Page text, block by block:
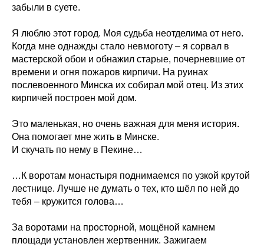
забыли в суете.
Я люблю этот город. Моя судьба неотделима от него.
Когда мне однажды стало невмоготу – я сорвал в
мастерской обои и обнажил старые, почерневшие от
времени и огня пожаров кирпичи. На руинах
послевоенного Минска их собирал мой отец. Из этих
кирпичей построен мой дом.
Это маленькая, но очень важная для меня история.
Она помогает мне жить в Минске.
И скучать по нему в Пекине…
…К воротам монастыря поднимаемся по узкой крутой
лестнице. Лучше не думать о тех, кто шёл по ней до
тебя – кружится голова…
За воротами на просторной, мощёной камнем
площади установлен жертвенник. Зажигаем